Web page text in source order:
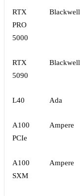
RTX
PRO
5000
Blackwell
RTX
5090
Blackwell
L40 Ada
A100
PCIe
Ampere
A100
SXM
Ampere